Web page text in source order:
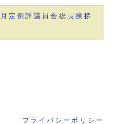
定例評議員会総長挨拶
プライバシーポリシー